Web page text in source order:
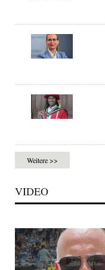
Weitere >>
VIDEO